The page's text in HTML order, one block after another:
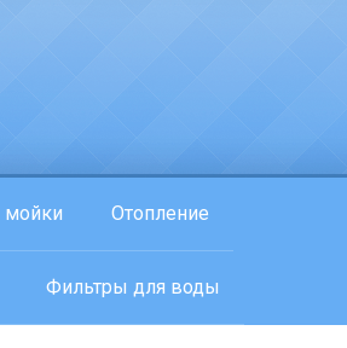
мойки Отопление
Фильтры для воды